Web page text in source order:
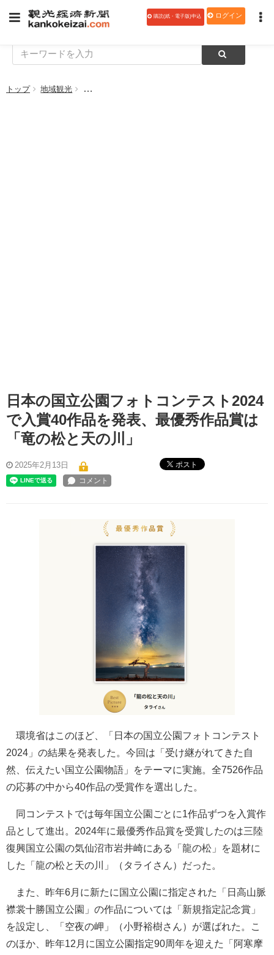
購読(紙・電子版)申込 ログイン
トップ 地域観光 日本の国立公園フォトコンテスト2024で入賞40作品
日本の国立公園フォトコンテスト2024
で入賞40作品を発表、最優秀作品賞は
「竜の松と天の川」
2025年2月13日 ポスト
環境省はこのほど、「日本の国立公園フォトコンテスト
2024」の結果を発表した。今回は「受け継がれてきた自
然、伝えたい国立公園物語」をテーマに実施。全7526作品
の応募の中から40作品の受賞作を選出した。
同コンテストでは毎年国立公園ごとに1作品ずつを入賞作
品として進出。2024年に最優秀作品賞を受賞したのは三陸
復興国立公園の気仙沼市岩井崎にある「龍の松」を題材に
した「龍の松と天の川」（タライさん）だった。
また、昨年6月に新たに国立公園に指定された「日高山脈
襟裳十勝国立公園」の作品については「新規指定記念賞」
を設定し、「空夜の岬」（小野裕樹さん）が選ばれた。こ
のほか、昨年12月に国立公園指定90周年を迎えた「阿寒摩